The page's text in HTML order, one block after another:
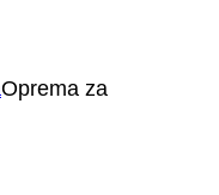
Oprema za